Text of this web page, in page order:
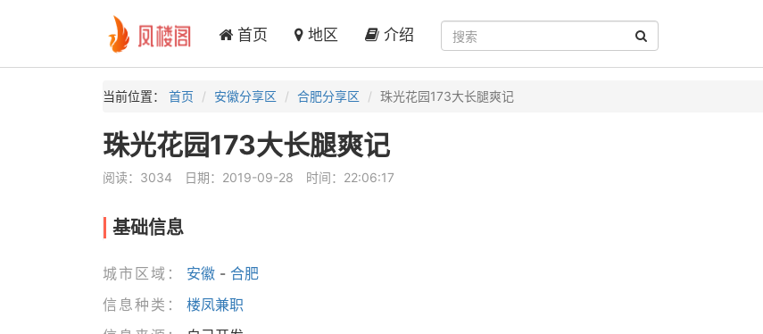
首页 地区 介绍
当前位置： 首页 安徽分享区 合肥分享区 珠光花园173大长腿爽记
珠光花园173大长腿爽记
阅读：3034 日期：2019-09-28 时间：22:06:17
基础信息
城市区域： 安徽- 合肥
信息种类：
楼凤兼职